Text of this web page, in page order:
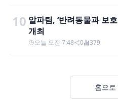
10 알파팀, ‘반려동물과 보
개최
오늘 오전 7:48 0 379
홈으로